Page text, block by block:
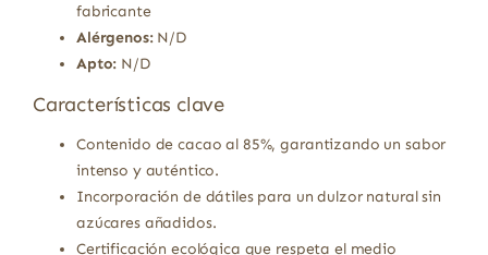
fabricante
Alérgenos:N/D
Apto: N/D
Características clave
Contenido de cacao al 85%, garantizando un sabor
intenso y auténtico.
Incorporación de dátiles para un dulzor natural sin
azúcares añadidos.
Certificación ecológica que respeta el medio